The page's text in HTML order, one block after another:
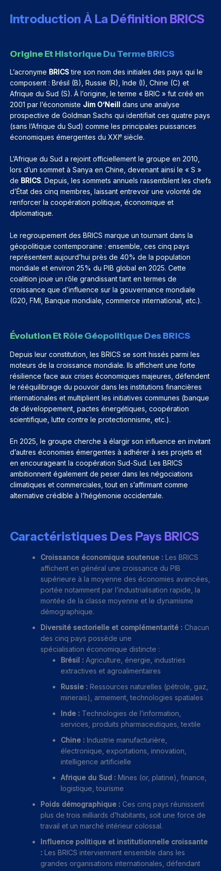
Introduction À La Définition BRICS
Origine Et Historique Du Terme BRICS
L’acronyme BRICStire son nom des initiales des pays qui le
composent : Brésil (B), Russie (R), Inde (I), Chine (C) et
Afrique du Sud (S). À l’origine, le terme « BRIC » fut créé en
2001 par l’économiste Jim O’Neill dans une analyse
prospective de Goldman Sachs qui identifiait ces quatre pays
(sans l’Afrique du Sud) comme les principales puissances
économiques émergentes du XXIe siècle.
L’Afrique du Sud a rejoint officiellement le groupe en 2010,
lors d’un sommet à Sanya en Chine, devenant ainsi le « S »
de BRICS. Depuis, les sommets annuels rassemblent les chefs
d’État des cinq membres, laissant entrevoir une volonté de
renforcer la coopération politique, économique et
diplomatique.
Le regroupement des BRICS marque un tournant dans la
géopolitique contemporaine : ensemble, ces cinq pays
représentent aujourd’hui près de 40% de la population
mondiale et environ 25% du PIB global en 2025. Cette
coalition joue un rôle grandissant tant en termes de
croissance que d’influence sur la gouvernance mondiale
(G20, FMI, Banque mondiale, commerce international, etc.).
Évolution Et Rôle Géopolitique Des BRICS
Depuis leur constitution, les BRICS se sont hissés parmi les
moteurs de la croissance mondiale. Ils affichent une forte
résilience face aux crises économiques majeures, défendent
le rééquilibrage du pouvoir dans les institutions financières
internationales et multiplient les initiatives communes (banque
de développement, pactes énergétiques, coopération
scientifique, lutte contre le protectionnisme, etc.).
En 2025, le groupe cherche à élargir son influence en invitant
d’autres économies émergentes à adhérer à ses projets et
en encourageant la coopération Sud-Sud. Les BRICS
ambitionnent également de peser dans les négociations
climatiques et commerciales, tout en s’affirmant comme
alternative crédible à l’hégémonie occidentale.
Caractéristiques Des Pays BRICS
Croissance économique soutenue : Les BRICS
affichent en général une croissance du PIB
supérieure à la moyenne des économies avancées,
portée notamment par l’industrialisation rapide, la
montée de la classe moyenne et le dynamisme
démographique.
Diversité sectorielle et complémentarité : Chacun
des cinq pays possède une
spécialisation économique distincte :
Brésil : Agriculture, énergie, industries
extractives et agroalimentaires
Russie : Ressources naturelles (pétrole, gaz,
minerais), armement, technologies spatiales
Inde : Technologies de l’information,
services, produits pharmaceutiques, textile
Chine : Industrie manufacturière,
électronique, exportations, innovation,
intelligence artificielle
Afrique du Sud : Mines (or, platine), finance,
logistique, tourisme
Poids démographique : Ces cinq pays réunissent
plus de trois milliards d’habitants, soit une force de
travail et un marché intérieur colossal.
Influence politique et institutionnelle croissante
: Les BRICS interviennent ensemble dans les
grandes organisations internationales, défendant